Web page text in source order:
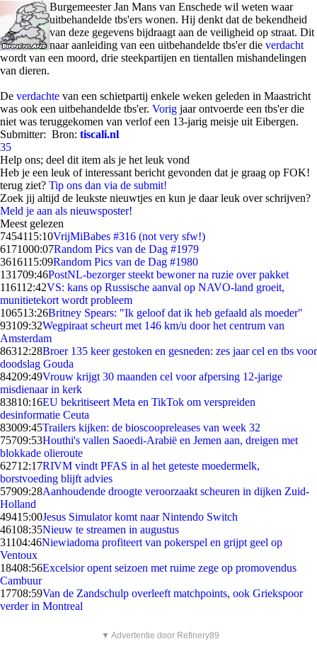
Burgemeester Jan Mans van Enschede wil weten waar
uitbehandelde tbs'ers wonen. Hij denkt dat de bekendheid
van deze gegevens bijdraagt aan de veiligheid op straat. Dit
naar aanleiding van een uitbehandelde tbs'er die verdacht
wordt van een moord, drie steekpartijen en tientallen mishandelingen
van dieren.
De verdachte van een schietpartij enkele weken geleden in Maastricht
was ook een uitbehandelde tbs'er. Vorig jaar ontvoerde een tbs'er die
niet was teruggekomen van verlof een 13-jarig meisje uit Eibergen.
Submitter: Bron: tiscali.nl
35
Help ons; deel dit item als je het leuk vond
Heb je een leuk of interessant bericht gevonden dat je graag op FOK!
terug ziet? Tip ons dan via de submit!
Zoek jij altijd de leukste nieuwtjes en kun je daar leuk over schrijven?
Meld je aan als nieuwsposter!
Meest gelezen
7454115:10VrijMiBabes #316 (not very sfw!)
6171000:07Random Pics van de Dag #1979
3616115:09Random Pics van de Dag #1980
131709:46PostNL-bezorger steekt bewoner na ruzie over pakket
116112:42VS: kans op Russische aanval op NAVO-land groeit,
munitietekort wordt probleem
106513:26Britney Spears: "Ik geloof dat ik heb gefaald als moeder"
93109:32Wegpiraat scheurt met 146 km/u door het centrum van
Amsterdam
86312:28Broer 135 keer gestoken en gesneden: zes jaar cel en tbs voor
doodslag Gouda
84209:49Vrouw krijgt 30 maanden cel voor afpersing 12-jarige
misdienaar in kerk
83810:16EU bekritiseert Meta en TikTok om verspreiden
desinformatie Ceuta
83009:45Trailers kijken: de bioscoopreleases van week 32
75709:53Houthi's vallen Saoedi-Arabië en Jemen aan, dreigen met
blokkade olieroute
62712:17RIVM vindt PFAS in al het geteste moedermelk,
borstvoeding blijft advies
57909:28Aanhoudende droogte veroorzaakt scheuren in dijken Zuid-
Holland
49415:00Jesus Simulator komt naar Nintendo Switch
46108:35Nieuw te streamen in augustus
31104:46Niewiadoma profiteert van pokerspel en grijpt geel op
Ventoux
18408:56Excelsior opent seizoen met ruime zege op promovendus
Cambuur
17708:59Van de Zandschulp overleeft matchpoints, ook Griekspoor
verder in Montreal
▼ Advertentie door Refinery89